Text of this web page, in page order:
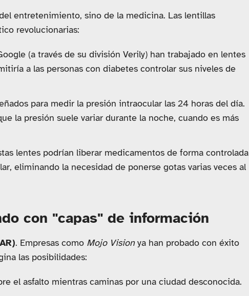
entretenimiento, sino de la medicina. Las lentillas
revolucionarias:
(a través de su división Verily) han trabajado en lentes
a las personas con diabetes controlar sus niveles de
para medir la presión intraocular las 24 horas del día.
la presión suele variar durante la noche, cuando es más
lentes podrían liberar medicamentos de forma controlada
eliminando la necesidad de ponerse gotas varias veces al
con "capas" de información
. Empresas como Mojo Visionya han probado con éxito
las posibilidades:
el asfalto mientras caminas por una ciudad desconocida.